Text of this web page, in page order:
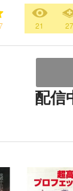
21 27
配信